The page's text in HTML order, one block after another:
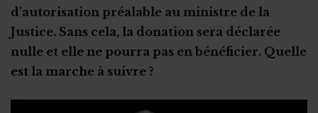
d'autorisation préalable au ministre de la
Justice. Sans cela, la donation sera déclarée
nulle et elle ne pourra pas en bénéficier. Quelle
est la marche à suivre ?